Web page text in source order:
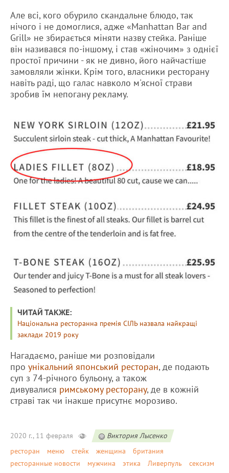
Але всі, кого обурило скандальне блюдо, так
нічого і не домоглися, адже «Manhattan Bar and
Grill» не збирається міняти назву стейка. Раніше
він називався по-іншому, і став «жіночим» з однієї
простої причини - як не дивно, його найчастіше
замовляли жінки. Крім того, власники ресторану
навіть раді, що галас навколо м'ясної страви
зробив їм непогану рекламу.
ЧИТАЙ ТАКЖЕ:
Національна ресторанна премія СІЛЬ назвала найкращі
заклади 2019 року
Нагадаємо, раніше ми розповідали
про унікальний японський ресторан, де подають
суп з 74-річного бульону, а також
дивувалися римському ресторану, де в кожній
страві так чи інакше присутнє морозиво.
2020 г., 11 февраля
Виктория Лысенко
ресторан
меню стейк женщина
британия
ресторанные новости
мужчина этика Ливерпуль сексизм